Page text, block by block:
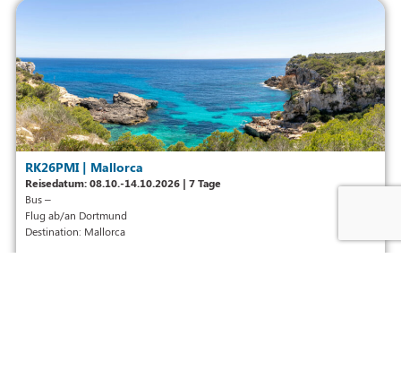
RK26PMI | Mallorca
Reisedatum: 08.10.-14.10.2026 | 7 Tage
Bus –
Flug ab/an Dortmund
Destination: Mallorca